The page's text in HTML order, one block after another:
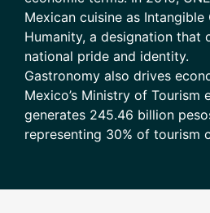
Mexican cuisine as
Humanity, a designation that
national pride and identity.
Gastronomy also drives
Mexico’s Ministry of Tourism
generates 245.46 billion
representing 30% of tourism